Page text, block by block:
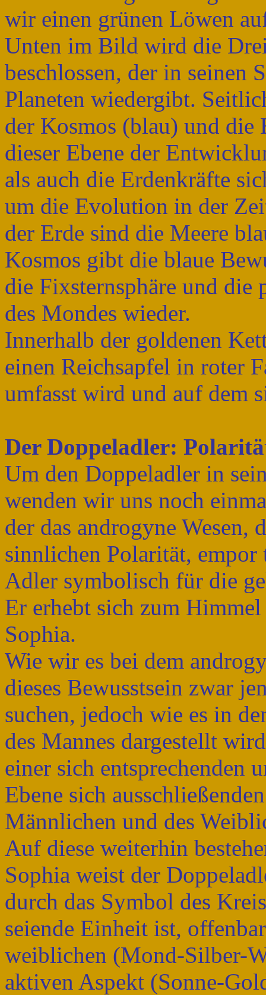
wir einen grünen Löwen
Unten im Bild wird die
beschlossen, der in seinen
Planeten wiedergibt.
der Kosmos (blau) und die
dieser Ebene der
als auch die Erdenkräfte
um die Evolution in der
der Erde sind die Meere
Kosmos gibt die blaue
die Fixsternsphäre und die
des Mondes wieder.
Innerhalb der goldenen
einen Reichsapfel in roter
umfasst wird und auf dem
Der Doppeladler:
Um den Doppeladler in
wenden wir uns noch
der das androgyne Wesen,
sinnlichen Polarität, empor
Adler symbolisch für die
Er erhebt sich zum
Sophia.
Wie wir es bei dem
dieses Bewusstsein zwar
suchen, jedoch wie es in
des Mannes dargestellt
einer sich entsprechenden
Ebene sich
Männlichen und des
Auf diese weiterhin
Sophia weist der
durch das Symbol des
seiende Einheit ist,
weiblichen (Mond-Silber-
aktiven Aspekt (Sonne-